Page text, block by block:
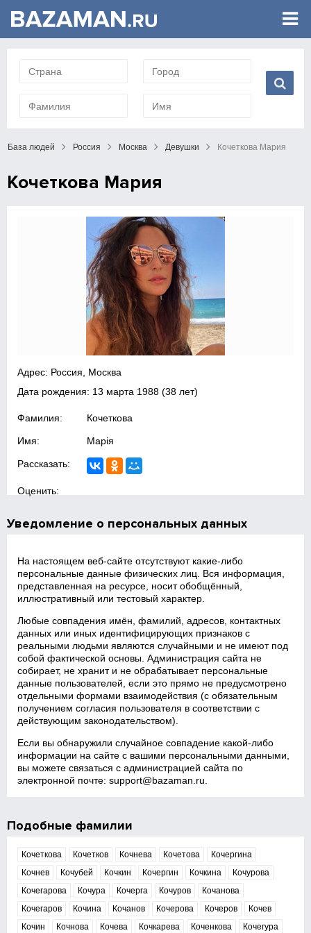
База людей Россия Москва Девушки Кочеткова Мария
Кочеткова Мария
Адрес: Россия, Москва
Дата рождения: 13 марта 1988 (38 лет)
Фамилия: Кочеткова
Имя: Марія
Рассказать:
Оценить:
Уведомление о персональных данных
На настоящем веб‑сайте отсутствуют какие‑либо
персональные данные физических лиц. Вся информация,
представленная на ресурсе, носит обобщённый,
иллюстративный или тестовый характер.
Любые совпадения имён, фамилий, адресов, контактных
данных или иных идентифицирующих признаков с
реальными людьми являются случайными и не имеют под
собой фактической основы. Администрация сайта не
собирает, не хранит и не обрабатывает персональные
данные пользователей, если это прямо не предусмотрено
отдельными формами взаимодействия (с обязательным
получением согласия пользователя в соответствии с
действующим законодательством).
Если вы обнаружили случайное совпадение какой‑либо
информации на сайте с вашими персональными данными,
вы можете связаться с администрацией сайта по
электронной почте:support@bazaman.ru
Подобные фамилии
Кочеткова Кочетков Кочнева Кочетова
Кочергина
Кочнев
Кочубей Кочкин Кочергин Кочкина
Кочурова
Кочегарова
Кочура Кочерга Кочуров
Кочанова
Кочегаров
Кочина Кочанов Кочерова Кочеров
Кочев
Кочин
Кочнова Кочева Кочкарева Коченкова Кочегура